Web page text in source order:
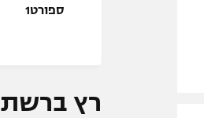
ספורט1
רץ ברשת